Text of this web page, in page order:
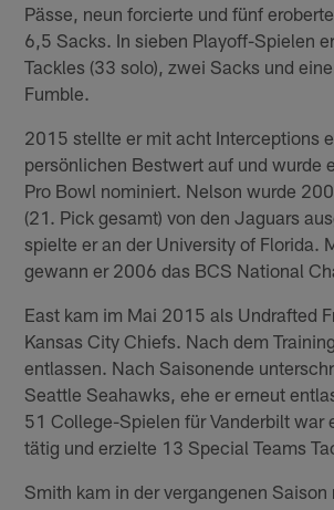
Pässe, neun forcierte und fünf
6,5 Sacks. In sieben Playoff-Spielen
Tackles (33 solo), zwei Sacks und
Fumble.
2015 stellte er mit acht Interceptions
persönlichen Bestwert auf und wurde
Pro Bowl nominiert. Nelson wurde
(21. Pick gesamt) von den Jaguars
spielte er an der University of Florida.
gewann er 2006 das BCS National
East kam im Mai 2015 als Undrafted
Kansas City Chiefs. Nach dem
entlassen. Nach Saisonende
Seattle Seahawks, ehe er erneut
51 College-Spielen für Vanderbilt war
tätig und erzielte 13 Special Teams
Smith kam in der vergangenen Saison